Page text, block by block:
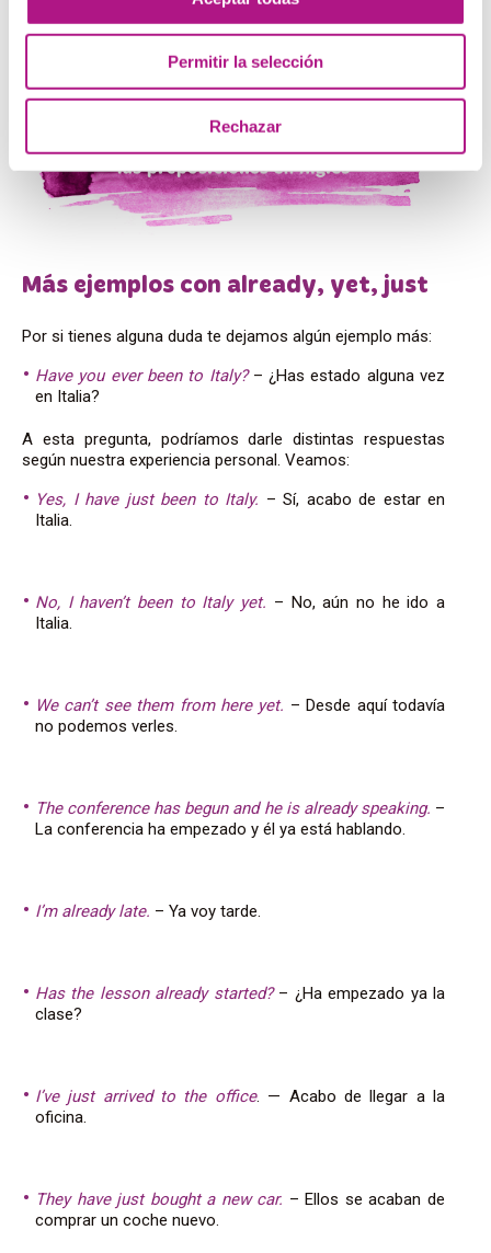
Permitir la selección
Rechazar
Will you still have the time to do this task?– ¿Seguirás
teniendo tiempo para hacer la tarea?
Más ejemplos con already, yet, just
Por si tienes alguna duda te dejamos algún ejemplo más:
Have you ever been to Italy?– ¿Has estado alguna vez
en Italia?
A esta pregunta, podríamos darle distintas respuestas
según nuestra experiencia personal. Veamos:
Yes, I have just been to Italy. – Sí, acabo de estar en
Italia.
No, I haven’t been to Italy yet. – No, aún no he ido a
Italia.
We can’t see them from here yet. – Desde aquí todavía
no podemos verles.
The conference has begun and he is already speaking. –
La conferencia ha empezado y él ya está hablando.
I’m already late. – Ya voy tarde.
Has the lesson already started?– ¿Ha empezado ya la
clase?
I’ve just arrived to the office. — Acabo de llegar a la
oficina.
They have just bought a new car. – Ellos se acaban de
comprar un coche nuevo.